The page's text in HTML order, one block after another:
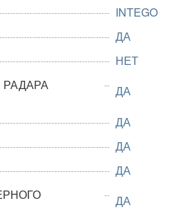
INTEGO
ДА
НЕТ
ДА
ДА
ДА
ДА
ДА